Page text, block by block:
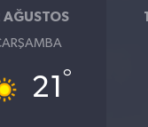
AĞUSTOS
21 °